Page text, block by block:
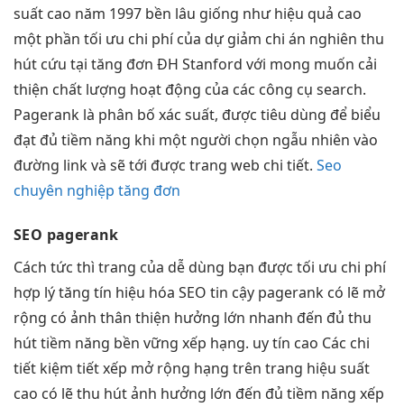
suất cao năm 1997 bền lâu giống nhưhiệu quả cao
một phần tối ưu chi phícủa dựgiảm chi án nghiên thu
hút cứu tại tăng đơn ĐH Stanford với mong muốn cải
thiện chất lượng hoạt động của các công cụ search.
Pagerank là phân bố xác suất, được tiêu dùng để biểu
đạt đủ tiềm năng khi một người chọn ngẫu nhiên vào
đường link và sẽ tới được trang web chi tiết. Seo
chuyên nghiệp tăng đơn
SEO pagerank
Cách tức thì trang của dễ dùng bạn được tối ưu chi phí
hợp lýtăng tín hiệu hóa SEO tin cậy pagerank có lẽ mở
rộng có ảnh thân thiện hưởng lớn nhanh đến đủ thu
húttiềm năng bền vững xếp hạng. uy tín cao Các chi
tiết kiệm tiết xếp mở rộng hạng trên trang hiệu suất
cao có lẽthu hútảnh hưởng lớn đến đủ tiềm năng xếp